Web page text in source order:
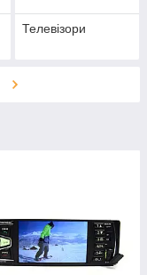
Телевізори